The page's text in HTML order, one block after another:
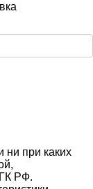
ни при каких
РФ.